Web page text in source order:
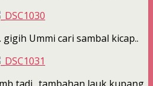
Ummi cari sambal kicap..